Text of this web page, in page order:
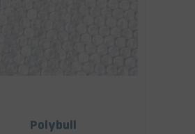
Polybull